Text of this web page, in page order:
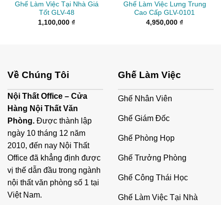
Ghế Làm Việc Tại Nhà Giá
Tốt GLV-48
1,100,000 ₫
Ghế Làm Việc Lưng Trung
Cao Cấp GLV-0101
4,950,000 ₫
Về Chúng Tôi
Nội Thất Office – Cửa
Hàng Nội Thất Văn
Phòng. Được thành lập
ngày 10 tháng 12 năm
2010, đến nay Nội Thất
Office đã khẳng định được
vị thế dẫn đầu trong ngành
nội thất văn phòng số 1 tại
Việt Nam.
Ghế Làm Việc
Ghế Nhân Viên
Ghế Giám Đốc
Ghế Phòng Họp
Ghế Trưởng Phòng
Ghế Công Thái Học
Ghế Làm Việc Tại Nhà